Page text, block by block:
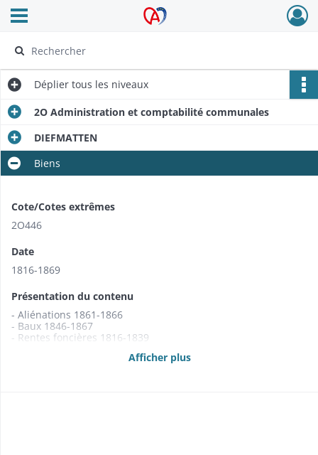
Archives Alsace - Colmar
Ouvrir le menu déroulant
Déplier tous les niveaux
2O Administration et comptabilité communales
DIEFMATTEN
Biens
Cote/Cotes extrêmes
2O446
Date
1816-1869
Présentation du contenu
- Aliénations 1861-1866
- Baux 1846-1867
- Rentes foncières 1816-1839
Afficher plus